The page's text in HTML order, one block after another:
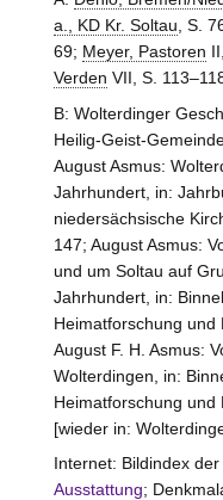
a., KD Kr. Soltau, S.
69; Meyer, Pastoren
Verden VII, S.
B: Wolterdinger
Heilig-Geist-
August Asmus:
Jahrhundert, in:
niedersächsische
147; August Asmus:
und um Soltau auf
Jahrhundert, in:
Heimatforschung und
August F. H. Asmus:
Wolterdingen, in:
Heimatforschung und
[wieder in:
Internet: Bildindex
Ausstattung;